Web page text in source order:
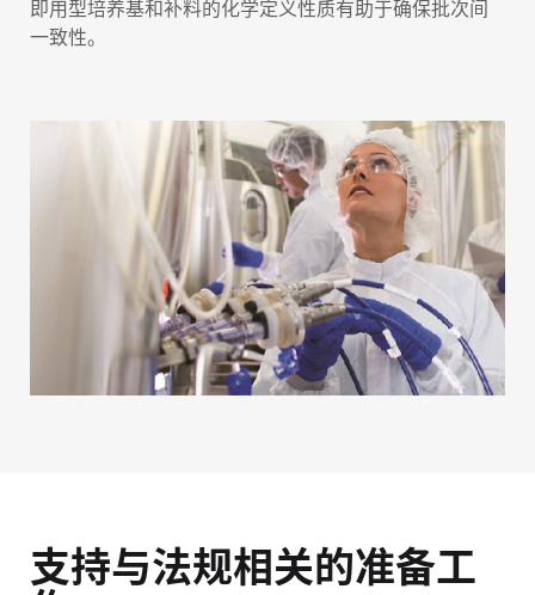
即用型培养基和补料的化学定义性质有助于确保批次间
一致性。
支持与法规相关的准备工